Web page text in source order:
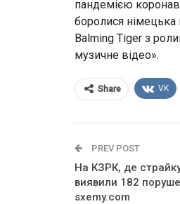
пандемією
боролися німецька
Balming Tiger з
музичне відео».
Share VK
PREV POST
На КЗРК, де
виявили 182
sxemy.com